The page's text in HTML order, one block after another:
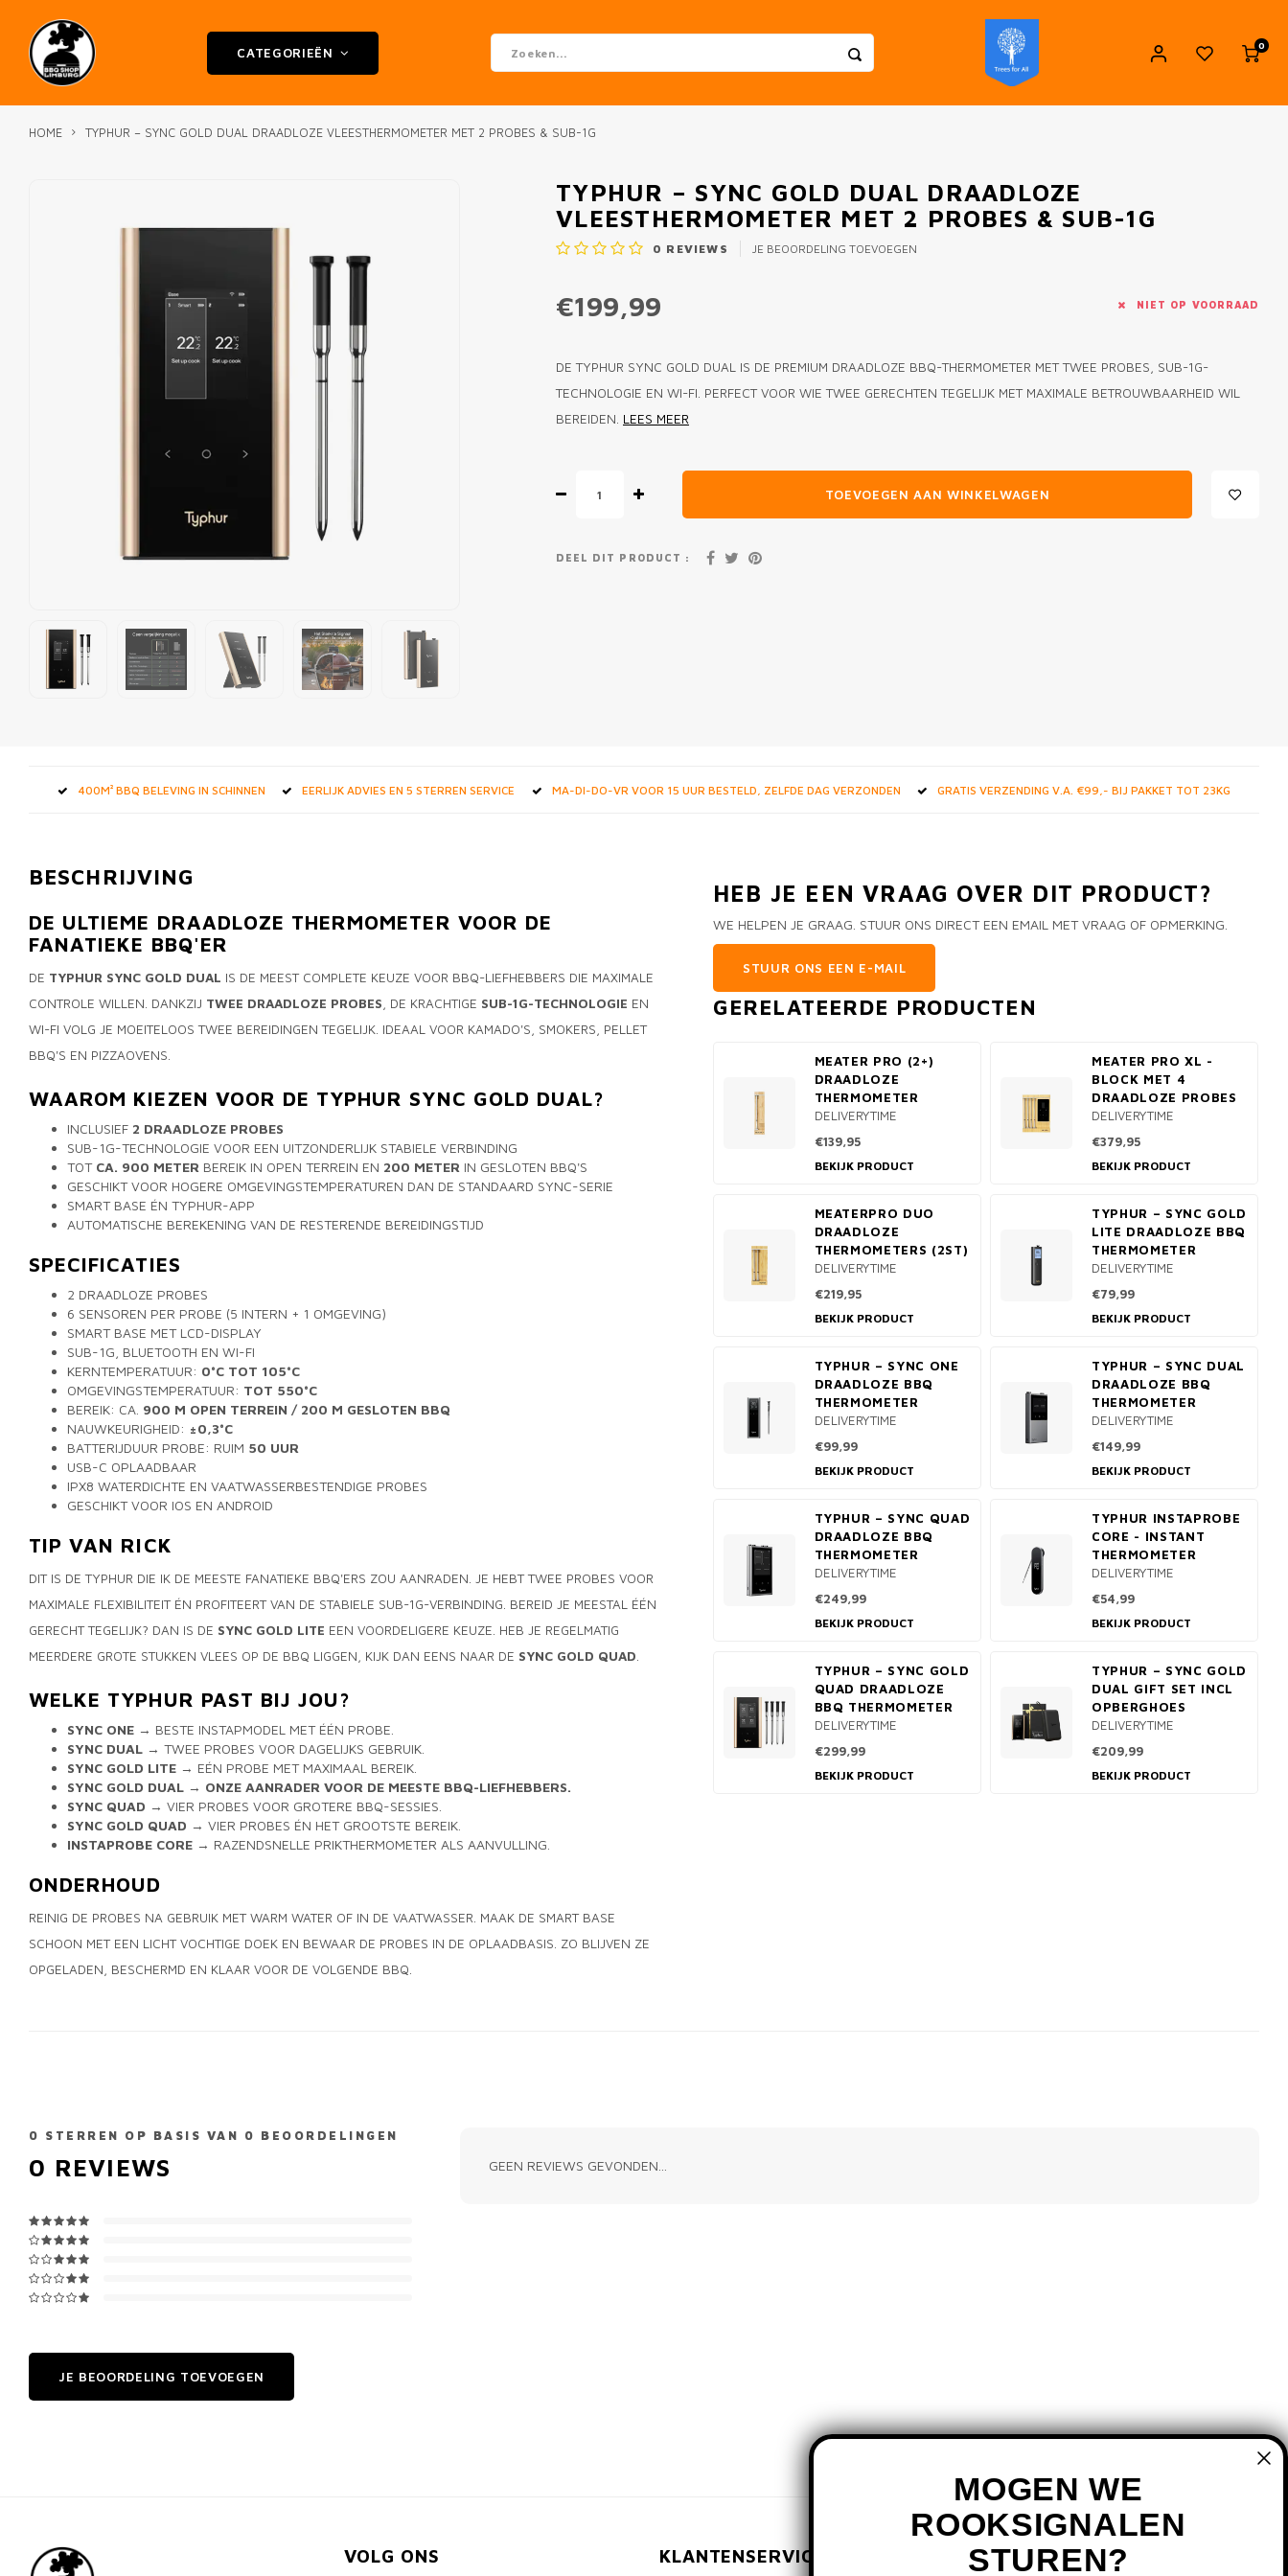
CATEGORIEËN
0
HOME TYPHUR – SYNC GOLD DUAL DRAADLOZE VLEESTHERMOMETER MET 2 PROBES & SUB-1G
TYPHUR – SYNC GOLD DUAL DRAADLOZE
VLEESTHERMOMETER MET 2 PROBES & SUB-1G
0 REVIEWS JE BEOORDELING TOEVOEGEN
€199,99 NIET OP VOORRAAD
DE TYPHUR SYNC GOLD DUAL IS DE PREMIUM DRAADLOZE BBQ-THERMOMETER MET TWEE PROBES, SUB-1G-
TECHNOLOGIE EN WI-FI. PERFECT VOOR WIE TWEE GERECHTEN TEGELIJK MET MAXIMALE BETROUWBAARHEID WIL
BEREIDEN. LEES MEER
TOEVOEGEN AAN WINKELWAGEN
DEEL DIT PRODUCT :
400M² BBQ BELEVING IN SCHINNEN EERLIJK ADVIES EN 5 STERREN SERVICE MA-DI-DO-VR VOOR 15 UUR BESTELD, ZELFDE DAG VERZONDEN GRATIS VERZENDING V.A. €99,- BIJ PAKKET TOT 23KG
BESCHRIJVING
DE ULTIEME DRAADLOZE THERMOMETER VOOR DE
FANATIEKE BBQ'ER
DE TYPHUR SYNC GOLD DUAL IS DE MEEST COMPLETE KEUZE VOOR BBQ-LIEFHEBBERS DIE MAXIMALE
CONTROLE WILLEN. DANKZIJ TWEE DRAADLOZE PROBES , DE KRACHTIGE SUB-1G-TECHNOLOGIE EN
WI-FI VOLG JE MOEITELOOS TWEE BEREIDINGEN TEGELIJK. IDEAAL VOOR KAMADO'S, SMOKERS, PELLET
BBQ'S EN PIZZAOVENS.
WAAROM KIEZEN VOOR DE TYPHUR SYNC GOLD DUAL?
INCLUSIEF 2 DRAADLOZE PROBES
SUB-1G-TECHNOLOGIE VOOR EEN UITZONDERLIJK STABIELE VERBINDING
TOT CA. 900 METER BEREIK IN OPEN TERREIN EN 200 METER IN GESLOTEN BBQ'S
GESCHIKT VOOR HOGERE OMGEVINGSTEMPERATUREN DAN DE STANDAARD SYNC-SERIE
SMART BASE ÉN TYPHUR-APP
AUTOMATISCHE BEREKENING VAN DE RESTERENDE BEREIDINGSTIJD
SPECIFICATIES
2 DRAADLOZE PROBES
6 SENSOREN PER PROBE (5 INTERN + 1 OMGEVING)
SMART BASE MET LCD-DISPLAY
SUB-1G, BLUETOOTH EN WI-FI
KERNTEMPERATUUR: 0°C TOT 105°C
OMGEVINGSTEMPERATUUR: TOT 550°C
BEREIK: CA. 900 M OPEN TERREIN / 200 M GESLOTEN BBQ
NAUWKEURIGHEID: ±0,3°C
BATTERIJDUUR PROBE: RUIM 50 UUR
USB-C OPLAADBAAR
IPX8 WATERDICHTE EN VAATWASSERBESTENDIGE PROBES
GESCHIKT VOOR IOS EN ANDROID
TIP VAN RICK
DIT IS DE TYPHUR DIE IK DE MEESTE FANATIEKE BBQ'ERS ZOU AANRADEN. JE HEBT TWEE PROBES VOOR
MAXIMALE FLEXIBILITEIT ÉN PROFITEERT VAN DE STABIELE SUB-1G-VERBINDING. BEREID JE MEESTAL ÉÉN
GERECHT TEGELIJK? DAN IS DE SYNC GOLD LITE EEN VOORDELIGERE KEUZE. HEB JE REGELMATIG
MEERDERE GROTE STUKKEN VLEES OP DE BBQ LIGGEN, KIJK DAN EENS NAAR DE SYNC GOLD QUAD
WELKE TYPHUR PAST BIJ JOU?
SYNC ONE → BESTE INSTAPMODEL MET ÉÉN PROBE.
SYNC DUAL → TWEE PROBES VOOR DAGELIJKS GEBRUIK.
SYNC GOLD LITE → EÉN PROBE MET MAXIMAAL BEREIK.
SYNC GOLD DUAL → ONZE AANRADER VOOR DE MEESTE BBQ-LIEFHEBBERS.
SYNC QUAD → VIER PROBES VOOR GROTERE BBQ-SESSIES.
SYNC GOLD QUAD → VIER PROBES ÉN HET GROOTSTE BEREIK.
INSTAPROBE CORE → RAZENDSNELLE PRIKTHERMOMETER ALS AANVULLING.
ONDERHOUD
REINIG DE PROBES NA GEBRUIK MET WARM WATER OF IN DE VAATWASSER. MAAK DE SMART BASE
SCHOON MET EEN LICHT VOCHTIGE DOEK EN BEWAAR DE PROBES IN DE OPLAADBASIS. ZO BLIJVEN ZE
OPGELADEN, BESCHERMD EN KLAAR VOOR DE VOLGENDE BBQ.
HEB JE EEN VRAAG OVER DIT PRODUCT?
WE HELPEN JE GRAAG. STUUR ONS DIRECT EEN EMAIL MET VRAAG OF OPMERKING.
STUUR ONS EEN E-MAIL
GERELATEERDE PRODUCTEN
MEATER PRO (2+)
DRAADLOZE
THERMOMETER
DELIVERYTIME
€139,95
BEKIJK PRODUCT
MEATER PRO XL -
BLOCK MET 4
DRAADLOZE PROBES
DELIVERYTIME
€379,95
BEKIJK PRODUCT
MEATERPRO DUO
DRAADLOZE
THERMOMETERS (2ST)
DELIVERYTIME
€219,95
BEKIJK PRODUCT
TYPHUR – SYNC GOLD
LITE DRAADLOZE BBQ
THERMOMETER
DELIVERYTIME
€79,99
BEKIJK PRODUCT
TYPHUR – SYNC ONE
DRAADLOZE BBQ
THERMOMETER
DELIVERYTIME
€99,99
BEKIJK PRODUCT
TYPHUR – SYNC DUAL
DRAADLOZE BBQ
THERMOMETER
DELIVERYTIME
€149,99
BEKIJK PRODUCT
TYPHUR – SYNC QUAD
DRAADLOZE BBQ
THERMOMETER
DELIVERYTIME
€249,99
BEKIJK PRODUCT
TYPHUR INSTAPROBE
CORE - INSTANT
THERMOMETER
DELIVERYTIME
€54,99
BEKIJK PRODUCT
TYPHUR – SYNC GOLD
QUAD DRAADLOZE
BBQ THERMOMETER
DELIVERYTIME
€299,99
BEKIJK PRODUCT
TYPHUR – SYNC GOLD
DUAL GIFT SET INCL
OPBERGHOES
DELIVERYTIME
€209,99
BEKIJK PRODUCT
0 STERREN OP BASIS VAN 0 BEOORDELINGEN
0 REVIEWS
JE BEOORDELING TOEVOEGEN
GEEN REVIEWS GEVONDEN...
VOLG ONS KLANTENSERVICE MIJN ACCOUNT
MOGEN WE
ROOKSIGNALEN
STUREN?